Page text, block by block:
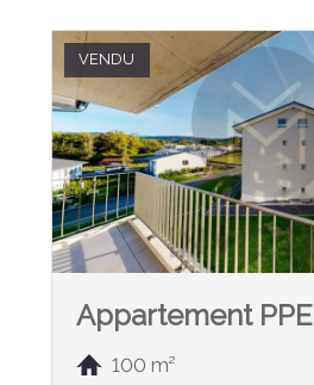
VENDU
Appartement PPE
100 m²